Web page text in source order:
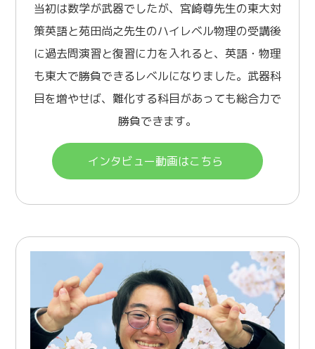
当初は数学が武器でしたが、宮崎尊先生の東大対
策英語と苑田尚之先生のハイレベル物理の受講後
に過去問演習と復習に力を入れると、英語・物理
も東大で勝負できるレベルになりました。武器科
目を増やせば、難化する科目があっても総合力で
勝負できます。
インタビュー動画はこちら